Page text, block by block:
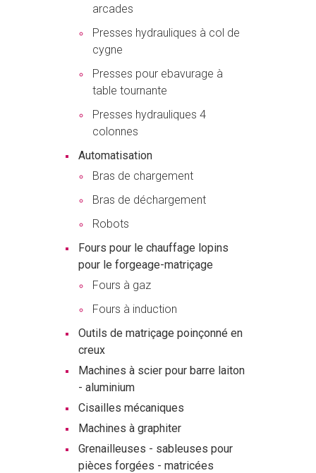
arcades
Presses hydrauliques à col de
cygne
Presses pour ebavurage à
table tournante
Presses hydrauliques 4
colonnes
Automatisation
Bras de chargement
Bras de déchargement
Robots
Fours pour le chauffage lopins
pour le forgeage-matriçage
Fours à gaz
Fours à induction
Outils de matriçage poinçonné en
creux
Machines à scier pour barre laiton
- aluminium
Cisailles mécaniques
Machines à graphiter
Grenailleuses - sableuses pour
pièces forgées - matricées